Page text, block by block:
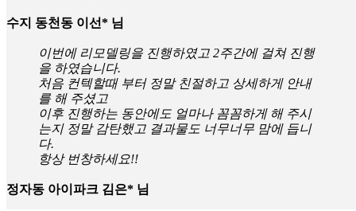
수지 동천동 이선* 님
이번에 리모델링을 진행하였고 2주간에 걸쳐 진행
을 하였습니다.
처음 컨텍할때 부터 정말 친절하고 상세하게 안내
를 해 주셨고
이후 진행하는 동안에도 얼마나 꼼꼼하게 해 주시
는지 정말 감탄했고 결과물도 너무너무 맘에 듭니
다.
항상 번창하세요!!
정자동 아이파크 김은* 님